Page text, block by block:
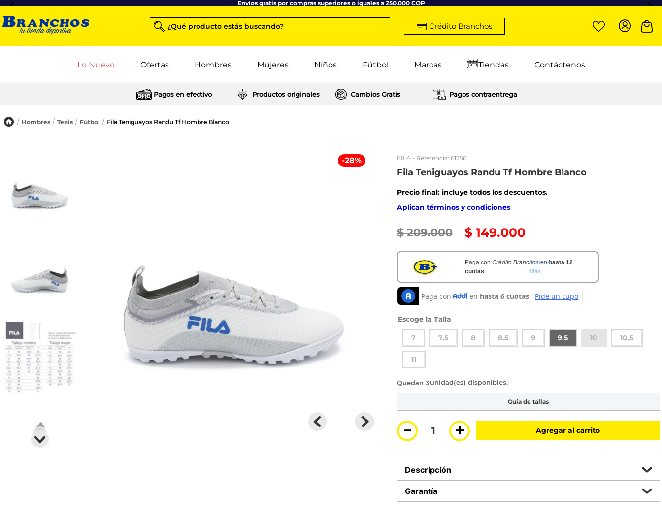
Envíos gratis por compras superiores o iguales a 250.000 COP
¿Qué producto estás buscando? Crédito Branchos
Lo Nuevo Ofertas Hombres Mujeres Niños Fútbol Marcas Tiendas Contáctenos
Pagos en efectivo Productos originales Cambios Gratis Pagos contraentrega
Hombres Tenis Fútbol Fila Teniguayos Randu Tf Hombre Blanco
-28% FILA- Referencia: 61256
Fila Teniguayos Randu Tf Hombre Blanco
Precio final: incluye todos los descuentos.
Aplican términos y condiciones
$ 209.000 $ 149.000
Paga con Crédito Branchosenhasta 12
cuotas
Conoce
Más
Talla
7 7.5 8 8.5 9 9.5 10 10.5
11
3 disponibles
Guía de tallas
＋
－ Agregar al carrito
Descripción
Garantía